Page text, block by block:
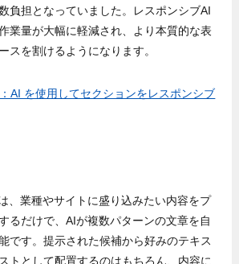
負担となっていました。レスポンシブAI
業量が大幅に軽減され、より本質的な表
スを割けるようになります。
AI を使用してセクションをレスポンシブ
、業種やサイトに盛り込みたい内容をプ
るだけで、AIが複数パターンの文章を自
です。提示された候補から好みのテキス
トとして配置するのはもちろん、内容に